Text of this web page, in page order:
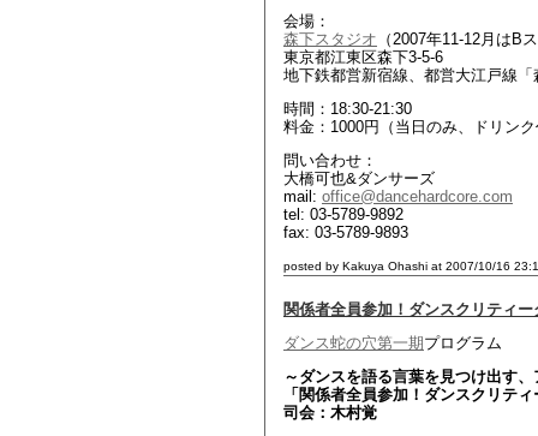
会場：
森下スタジオ （2007年11-12月はB
東京都江東区森下3-5-6
地下鉄都営新宿線、都営大江戸線
時間：18:30-21:30
料金：1000円（当日のみ、ドリン
問い合わせ：
大橋可也&ダンサーズ
mail: office@dancehardcore.com
tel: 03-5789-9892
fax: 03-5789-9893
posted by Kakuya Ohashi at 2007/10/16
関係者全員参加！ダンスクリティー
ダンス蛇の穴第一期プログラム
～ダンスを語る言葉を見つけ出す
「関係者全員参加！ダンスクリテ
司会：木村覚